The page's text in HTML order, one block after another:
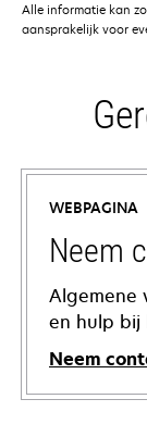
Alle informatie kan
aansprakelijk voor
WEBPAGINA
Neem
Algemene
en hulp bij
Neem